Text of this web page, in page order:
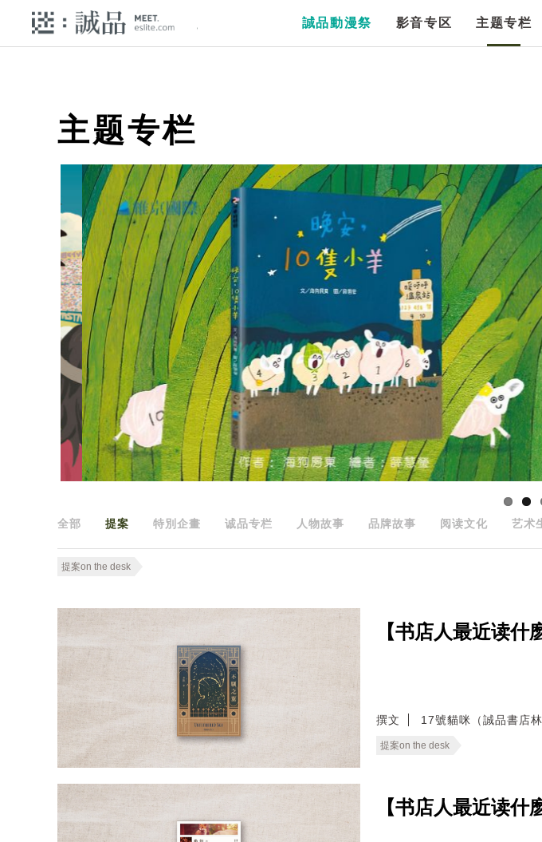
誠品動漫祭 影音专区 主题专栏
主题专栏
全部 提案 特別企畫 诚品专栏 人物故事 品牌故事 阅读文化 艺术
提案on the desk
【书店人最近读什
撰文 17號貓咪（誠品書店
提案on the desk
【书店人最近读什